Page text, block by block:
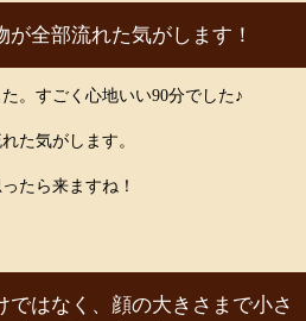
全部流れた気がします！
。すごく心地いい90分でした♪
た気がします。
たら来ますね！
はなく、顔の大きさまで小さ